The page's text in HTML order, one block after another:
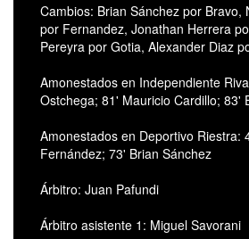
Cambios: Brian Sánchez por Bravo,
por Fernandez, Jonathan Herrera
Pereyra por Gotia, Alexander Diaz
Amonestados en Independiente
Ostchega; 81' Mauricio Cardillo; 83'
Amonestados en Deportivo Riestra:
Fernández; 73' Brian Sánchez
Árbitro: Juan Pafundi
Árbitro asistente 1: Miguel Savorani